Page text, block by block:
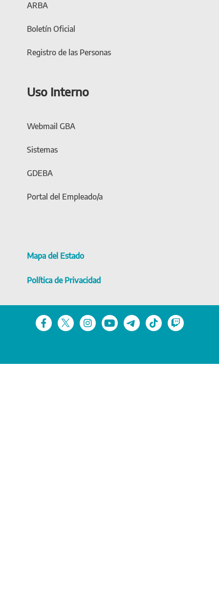
ARBA
Boletín Oficial
Registro de las Personas
Uso Interno
Webmail GBA
Sistemas
GDEBA
Portal del Empleado/a
Mapa del Estado
Política de Privacidad